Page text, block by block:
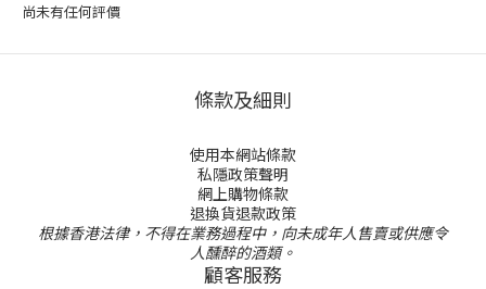
尚未有任何評價
條款及細則
使用本網站條款
私隱政策聲明
網上購物條款
退換貨退款政策
根據香港法律，不得在業務過程中，向未成年人售賣或供應令
人醺醉的酒類。
顧客服務